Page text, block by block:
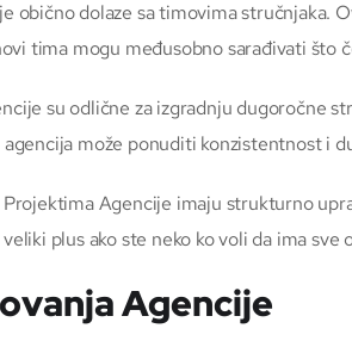
obično dolaze sa timovima stručnjaka.
tima mogu međusobno sarađivati što
su odlične za izgradnju dugoročne
može ponuditi konzistentnost i
Agencije imaju strukturno
plus ako ste neko ko voli da ima
Agencije